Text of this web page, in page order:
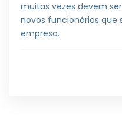
muitas vezes devem
novos funcionários que
empresa.